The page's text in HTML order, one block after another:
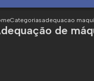
Categoriasadequacao
de